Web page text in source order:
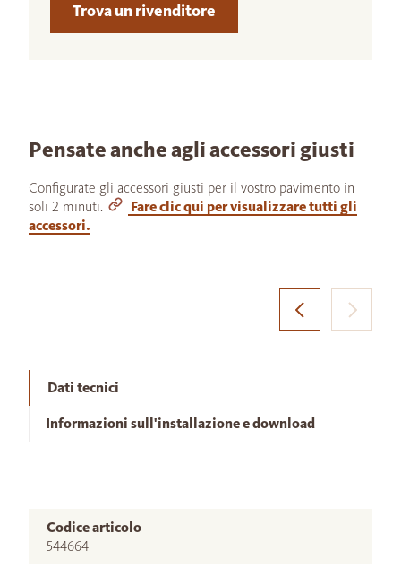
Trova un rivenditore
Pensate anche agli accessori giusti
Configurate gli accessori giusti per il vostro pavimento in
soli 2 minuti.
Fare clic qui per visualizzare tutti gli
accessori.
Dati tecnici
Informazioni sull'installazione e download
Codice articolo
544664